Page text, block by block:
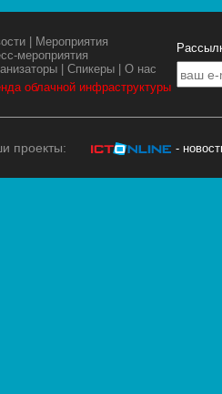
Мероприятия
мероприятия
|Спикеры |О нас
облачной инфраструктуры
проекты: -